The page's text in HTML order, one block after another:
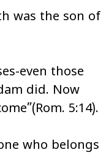
was the son of
even those
did. Now
5:14).
who belongs